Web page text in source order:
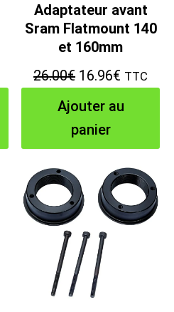
Adaptateur avant
Sram Flatmount 140
et 160mm
26.00€ Le
prix
initial
était :
26.00€.
16.96€ Le
est :
16.96€.
TTC
Ajouter au
panier